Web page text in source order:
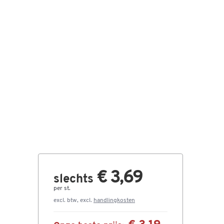
slechts € 3,69
per st.
excl. btw, excl. handlingkosten